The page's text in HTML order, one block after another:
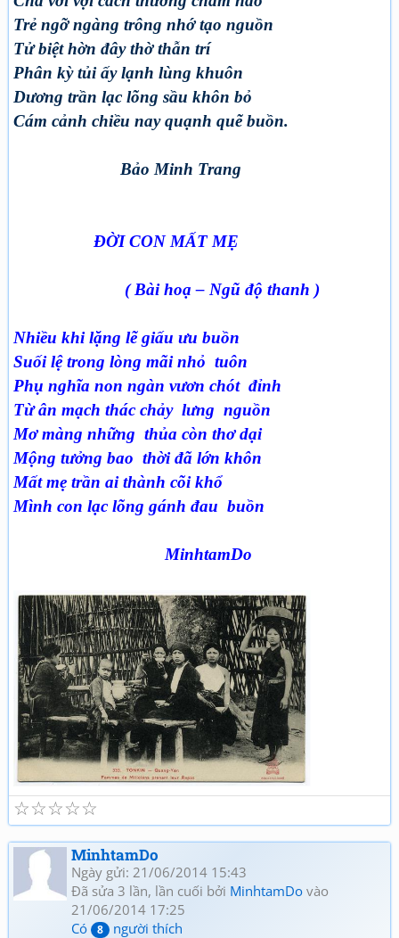
Trẻ ngỡ ngàng trông nhớ tạo nguồn
Tử biệt hờn đây thờ thẫn trí
Phân kỳ tủi ấy lạnh lùng khuôn
Dương trần lạc lõng sầu khôn bỏ
Cám cảnh chiều nay quạnh quẽ buồn.
Bảo Minh Trang
ĐỜI CON MẤT MẸ
( Bài hoạ – Ngũ độ thanh )
Nhiều khi lặng lẽ giấu ưu buồn
Suối lệ trong lòng mãi nhỏ tuôn
Phụ nghĩa non ngàn vươn chót đỉnh
Từ ân mạch thác chảy lưng nguồn
Mơ màng những thủa còn thơ dại
Mộng tưởng bao thời đã lớn khôn
Mất mẹ trần ai thành cõi khổ
Mình con lạc lõng gánh đau buồn
MinhtamDo
☆
☆
☆
☆
☆
MinhtamDo
Ngày gửi: 21/06/2014 15:43
Đã sửa 3 lần, lần cuối bởi MinhtamDo vào
21/06/2014 17:25
Có
8 người thích